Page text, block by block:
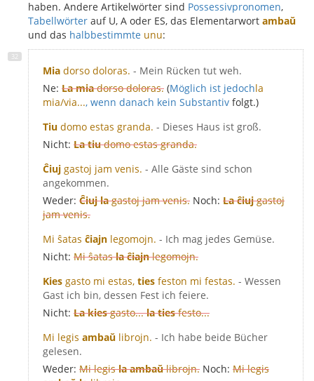
haben. Andere Artikelwörter sind Possessivpronomen,
Tabellwörter auf U, A oder ES, das Elementarwort ambaŭ
und das halbbestimmte unu:
Mia dorso doloras. - Mein Rücken tut weh.
Ne: La miadorso doloras. (Möglich ist jedochla
mia/via..., wenn danach kein Substantiv folgt.)
Tiu domo estas granda. - Dieses Haus ist groß.
Nicht: La tiudomo estas granda.
Ĉiuj gastoj jam venis. - Alle Gäste sind schon
angekommen.
Weder: Ĉiuj lagastoj jam venis. Noch: La ĉiujgastoj
jam venis.
Mi ŝatas ĉiajn legomojn. - Ich mag jedes Gemüse.
Nicht: Mi ŝatasla ĉiajnlegomojn.
Kies gasto mi estas, ties feston mi festas. - Wessen
Gast ich bin, dessen Fest ich feiere.
Nicht: La kiesgasto...la tiesfesto...
Mi legis ambaŭ librojn. - Ich habe beide Bücher
gelesen.
Weder: Mi legisla ambaŭlibrojn. Noch: Mi legis